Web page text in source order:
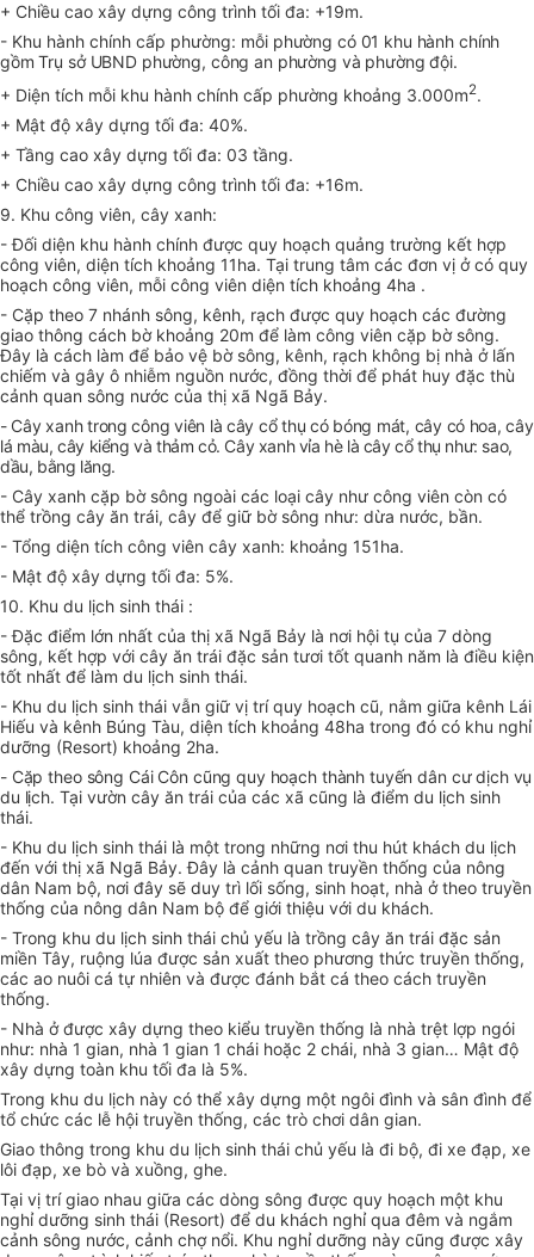
+ Chiều cao xây dựng công trình tối đa: +19m.
- Khu hành chính cấp phường: mỗi phường có 01 khu hành chính
gồm Trụ sở UBND phường, công an phường và phường đội.
+ Diện tích mỗi khu hành chính cấp phường khoảng 3.000m2.
+ Mật độ xây dựng tối đa: 40%.
+ Tầng cao xây dựng tối đa: 03 tầng.
+ Chiều cao xây dựng công trình tối đa: +16m.
9. Khu công viên, cây xanh:
- Đối diện khu hành chính được quy hoạch quảng trường kết hợp
công viên, diện tích khoảng 11ha. Tại trung tâm các đơn vị ở có quy
hoạch công viên, mỗi công viên diện tích khoảng 4ha .
- Cặp theo 7 nhánh sông, kênh, rạch được quy hoạch các đường
giao thông cách bờ khoảng 20m để làm công viên cặp bờ sông.
Đây là cách làm để bảo vệ bờ sông, kênh, rạch không bị nhà ở lấn
chiếm và gây ô nhiễm nguồn nước, đồng thời để phát huy đặc thù
cảnh quan sông nước của thị xã Ngã Bảy.
- Cây xanh trong công viên là cây cổ thụ có bóng mát, cây có hoa, cây
lá màu, cây kiểng và thảm cỏ. Cây xanh vỉa hè là cây cổ thụ như: sao,
dầu, bằng lăng.
- Cây xanh cặp bờ sông ngoài các loại cây như công viên còn có
thể trồng cây ăn trái, cây để giữ bờ sông như: dừa nước, bần.
- Tổng diện tích công viên cây xanh: khoảng 151ha.
- Mật độ xây dựng tối đa: 5%.
10. Khu du lịch sinh thái :
- Đặc điểm lớn nhất của thị xã Ngã Bảy là nơi hội tụ của 7 dòng
sông, kết hợp với cây ăn trái đặc sản tươi tốt quanh năm là điều kiện
tốt nhất để làm du lịch sinh thái.
- Khu du lịch sinh thái vẫn giữ vị trí quy hoạch cũ, nằm giữa kênh Lái
Hiếu và kênh Búng Tàu, diện tích khoảng 48ha trong đó có khu nghỉ
dưỡng (Resort) khoảng 2ha.
- Cặp theo sông Cái Côn cũng quy hoạch thành tuyến dân cư dịch vụ
du lịch. Tại vườn cây ăn trái của các xã cũng là điểm du lịch sinh
thái.
- Khu du lịch sinh thái là một trong những nơi thu hút khách du lịch
đến với thị xã Ngã Bảy. Đây là cảnh quan truyền thống của nông
dân Nam bộ, nơi đây sẽ duy trì lối sống, sinh hoạt, nhà ở theo truyền
thống của nông dân Nam bộ để giới thiệu với du khách.
- Trong khu du lịch sinh thái chủ yếu là trồng cây ăn trái đặc sản
miền Tây, ruộng lúa được sản xuất theo phương thức truyền thống,
các ao nuôi cá tự nhiên và được đánh bắt cá theo cách truyền
thống.
- Nhà ở được xây dựng theo kiểu truyền thống là nhà trệt lợp ngói
như: nhà 1 gian, nhà 1 gian 1 chái hoặc 2 chái, nhà 3 gian… Mật độ
xây dựng toàn khu tối đa là 5%.
Trong khu du lịch này có thể xây dựng một ngôi đình và sân đình để
tổ chức các lễ hội truyền thống, các trò chơi dân gian.
Giao thông trong khu du lịch sinh thái chủ yếu là đi bộ, đi xe đạp, xe
lôi đạp, xe bò và xuồng, ghe.
Tại vị trí giao nhau giữa các dòng sông được quy hoạch một khu
nghỉ dưỡng sinh thái (Resort) để du khách nghỉ qua đêm và ngắm
cảnh sông nước, cảnh chợ nổi. Khu nghỉ dưỡng này cũng được xây